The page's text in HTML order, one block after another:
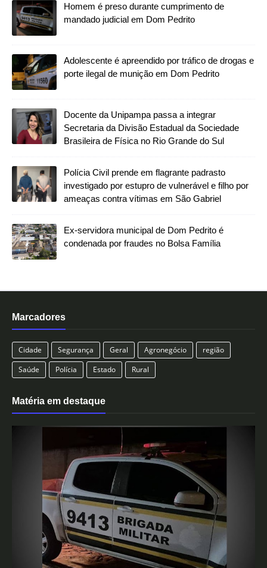
Homem é preso durante cumprimento de
mandado judicial em Dom Pedrito
Adolescente é apreendido por tráfico de drogas e
porte ilegal de munição em Dom Pedrito
Docente da Unipampa passa a integrar
Secretaria da Divisão Estadual da Sociedade
Brasileira de Física no Rio Grande do Sul
Polícia Civil prende em flagrante padrasto
investigado por estupro de vulnerável e filho por
ameaças contra vítimas em São Gabriel
Ex-servidora municipal de Dom Pedrito é
condenada por fraudes no Bolsa Família
Marcadores
Cidade Segurança Geral Agronegócio
região
Saúde
Polícia Estado Rural
Matéria em destaque